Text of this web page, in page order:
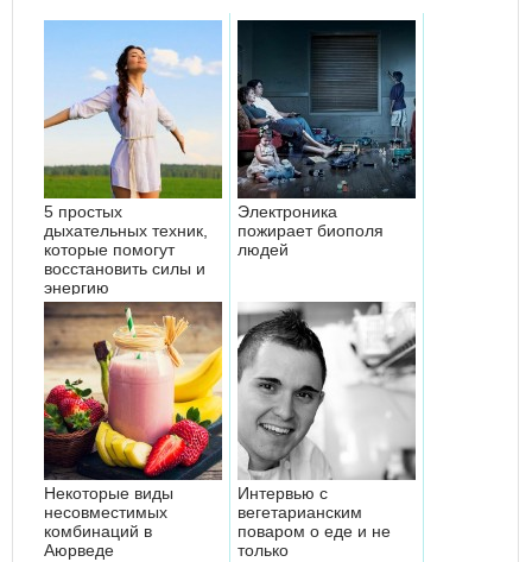
5 простых
дыхательных техник,
которые помогут
восстановить силы и
энергию
Электроника
пожирает биополя
людей
Некоторые виды
несовместимых
комбинаций в
Аюрведе
Интервью с
вегетарианским
поваром о еде и не
только